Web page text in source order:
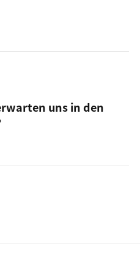
uns in den